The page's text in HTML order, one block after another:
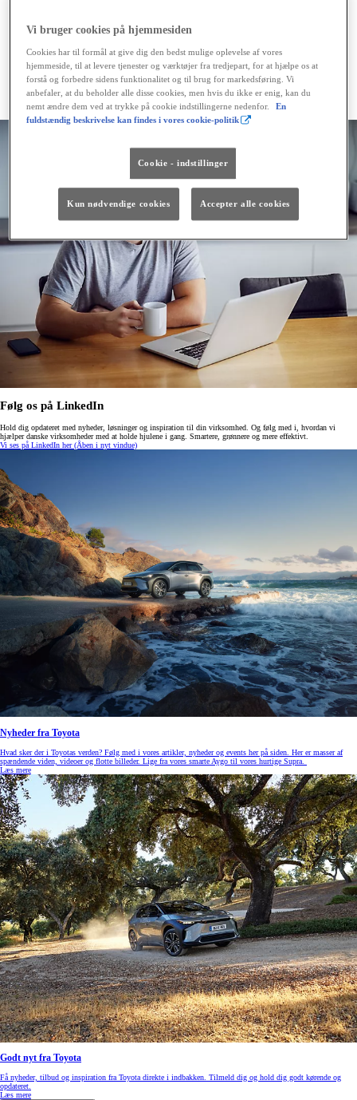
Pressechef Anders Tystrup
Tlf. 44 85 04 19
For download af pressebilleder mv.
https://newsroom.toyota.eu/
http://presse.toyota.dk/home
Følg os på LinkedIn
Hold dig opdateret med nyheder, løsninger og inspiration til din virksomhed. Og følg med i, hvordan vi
hjælper danske virksomheder med at holde hjulene i gang. Smartere, grønnere og mere effektivt.
Vi ses på LinkedIn her(Åben i nyt vindue)
Nyheder fra Toyota
Hvad sker der i Toyotas verden? Følg med i vores artikler, nyheder og events her på siden. Her er masser af
spændende viden, videoer og flotte billeder. Lige fra vores smarte Aygo til vores hurtige Supra.
Læs mere
Godt nyt fra Toyota
Få nyheder, tilbud og inspiration fra Toyota direkte i indbakken. Tilmeld dig og hold dig godt kørende og
opdateret.
Læs mere
Vi bruger cookies på hjemmesiden
Cookies har til formål at give dig den bedst mulige oplevelse af vores
hjemmeside, til at levere tjenester og værktøjer fra tredjepart, for at hjælpe os at
forstå og forbedre sidens funktionalitet og til brug for markedsføring. Vi
anbefaler, at du beholder alle disse cookies, men hvis du ikke er enig, kan du
nemt ændre dem ved at trykke på cookie indstillingerne nedenfor.
En
fuldstændig beskrivelse kan findes i vores cookie-politik
Cookie - indstillinger
Kun nødvendige cookies Accepter alle cookies